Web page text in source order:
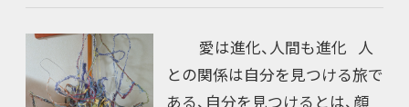
愛は進化、人間も進化 人
との関係は自分を見つける旅で
ある、自分を見つけるとは、顔